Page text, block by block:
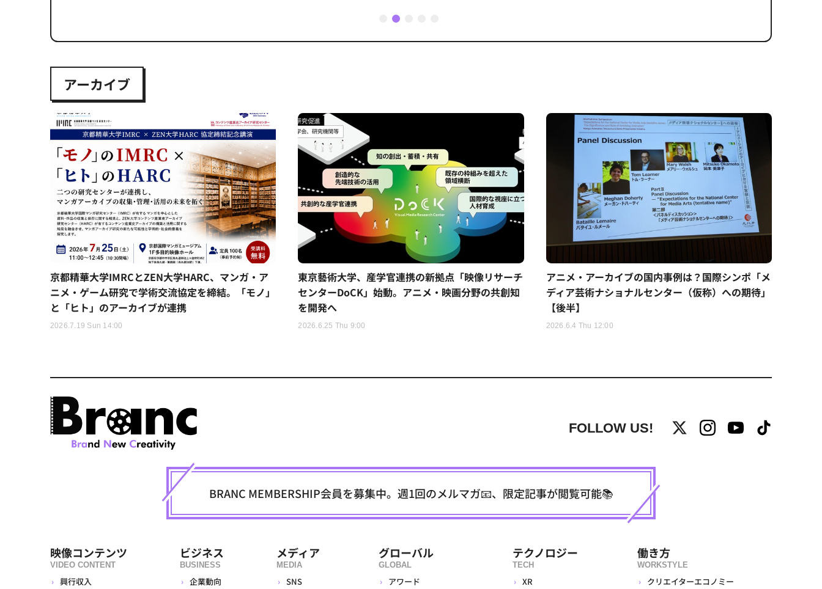
1 2
アーカイブ
京都精華大学IMRCとZEN大学HARC、マンガ・ア
ニメ・ゲーム研究で学術交流協定を締結。「モノ」
と「ヒト」のアーカイブが連携
2026.7.19 Sun 14:00
東京藝術大学、産学官連携の新拠点「映像リサーチ
センターDoCK」始動。アニメ・映画分野の共創知
を開発へ
2026.6.25 Thu 9:00
アニメ・アーカイブの国内事例は？国際シンポ「メ
ディア芸術ナショナルセンター（仮称）への期待」
【後半】
2026.6.4 Thu 12:00
FOLLOW US!
BRANC MEMBERSHIP会員を募集中。週1回のメルマガ📧、限定記事が閲覧可能📚
映像コンテンツ
VIDEO CONTENT
興行収入
ビジネス
BUSINESS
企業動向
メディア
MEDIA
SNS
グローバル
GLOBAL
アワード
テクノロジー
TECH
XR
働き方
WORKSTYLE
クリエイターエコノミー